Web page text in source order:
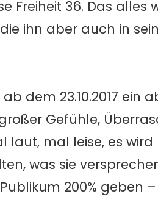
Freiheit 36. Das alles
ihn aber auch in
dem 23.10.2017 ein
Gefühle,
laut, mal leise, es
was sie
200% geben